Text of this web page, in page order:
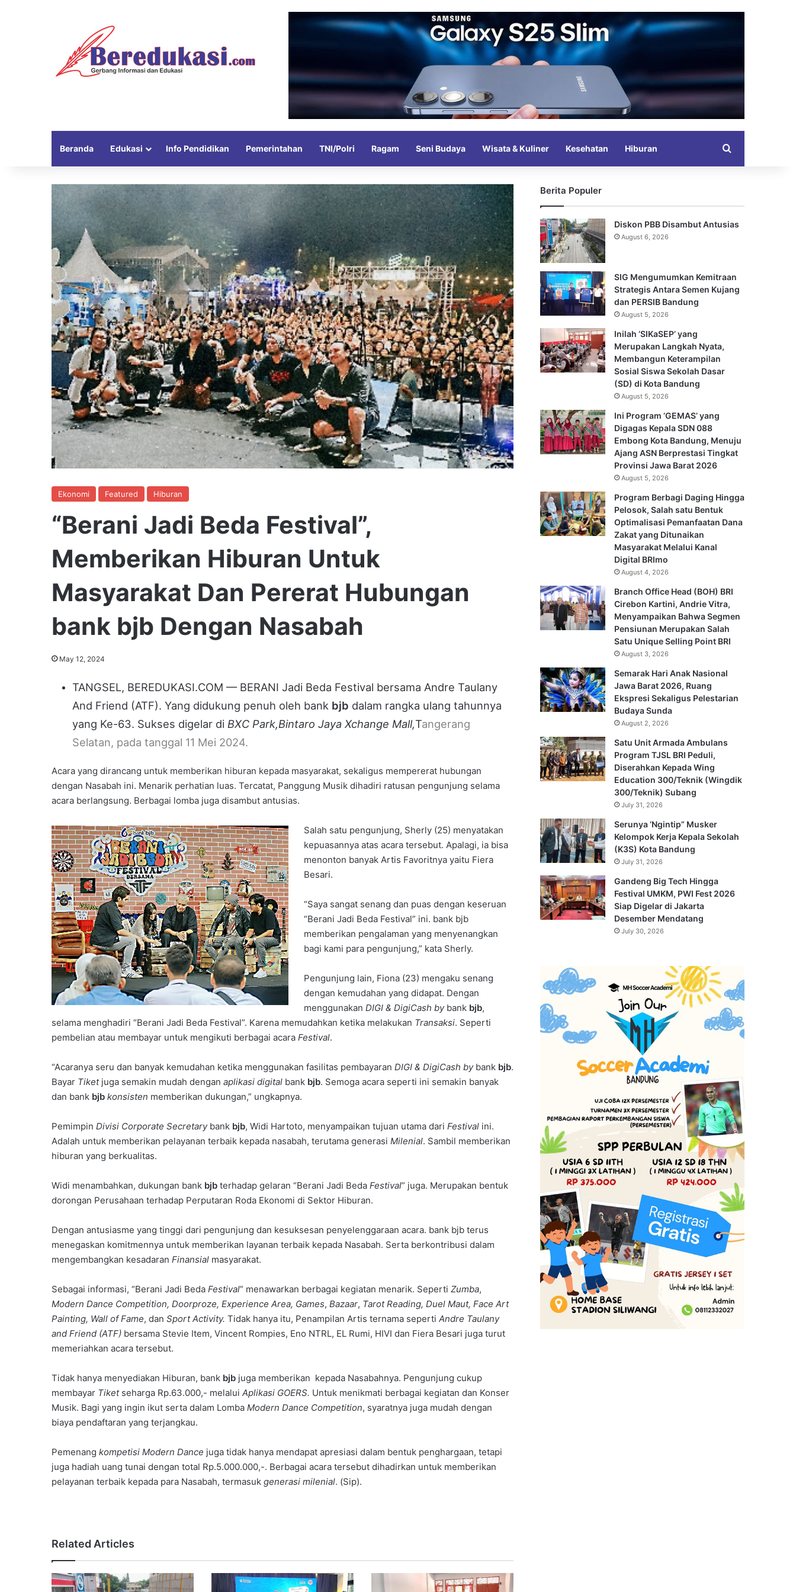
Beranda Edukasi Info Pendidikan Pemerintahan TNI/Polri Ragam Seni Budaya Wisata & Kuliner Kesehatan Hiburan
Ekonomi Featured Hiburan
“Berani Jadi Beda Festival”,
Memberikan Hiburan Untuk
Masyarakat Dan Pererat Hubungan
bank bjb Dengan Nasabah
May 12, 2024
TANGSEL, BEREDUKASI.COM — BERANI Jadi Beda Festival bersama Andre Taulany
And Friend (ATF). Yang didukung penuh oleh bank bjb dalam rangka ulang tahunnya
yang Ke-63. Sukses digelar di BXC Park,Bintaro Jaya Xchange Mall,Tangerang
Selatan, pada tanggal 11 Mei 2024.
Acara yang dirancang untuk memberikan hiburan kepada masyarakat, sekaligus mempererat hubungan
dengan Nasabah ini. Menarik perhatian luas. Tercatat, Panggung Musik dihadiri ratusan pengunjung selama
acara berlangsung. Berbagai lomba juga disambut antusias.
Salah satu pengunjung, Sherly (25) menyatakan
kepuasannya atas acara tersebut. Apalagi, ia bisa
menonton banyak Artis Favoritnya yaitu Fiera
Besari.
“Saya sangat senang dan puas dengan keseruan
“Berani Jadi Beda Festival” ini. bank bjb
memberikan pengalaman yang menyenangkan
bagi kami para pengunjung,” kata Sherly.
Pengunjung lain, Fiona (23) mengaku senang
dengan kemudahan yang didapat. Dengan
menggunakanDIGI & DigiCash bybank bjb,
selama menghadiri “Berani Jadi Beda Festival”. Karena memudahkan ketika melakukan Transaksi. Seperti
pembelian atau membayar untuk mengikuti berbagai acara Festival.
“Acaranya seru dan banyak kemudahan ketika menggunakan fasilitas pembayaran DIGI & DigiCash bybank bjb.
Bayar Tiketjuga semakin mudah dengan aplikasi digital bank bjb. Semoga acara seperti ini semakin banyak
dan bank bjb konsisten memberikan dukungan,” ungkapnya.
Pemimpin Divisi Corporate Secretarybank bjb, Widi Hartoto, menyampaikan tujuan utama dari Festival ini.
Adalah untuk memberikan pelayanan terbaik kepada nasabah, terutama generasi Milenial. Sambil memberikan
hiburan yang berkualitas.
Widi menambahkan, dukungan bank bjb terhadap gelaran “Berani Jadi Beda Festival” juga. Merupakan bentuk
dorongan Perusahaan terhadap Perputaran Roda Ekonomi di Sektor Hiburan.
Dengan antusiasme yang tinggi dari pengunjung dan kesuksesan penyelenggaraan acara. bank bjb terus
menegaskan komitmennya untuk memberikan layanan terbaik kepada Nasabah. Serta berkontribusi dalam
mengembangkan kesadaran Finansial masyarakat.
Sebagai informasi, “Berani Jadi Beda Festival” menawarkan berbagai kegiatan menarik. Seperti Zumba,
Modern Dance Competition, Doorproze, Experience Area, Games, Bazaar, Tarot Reading, Duel Maut, Face Art
Painting, Wall of Fame, dan Sport Activity. Tidak hanya itu, Penampilan Artis ternama seperti Andre Taulany
and Friend (ATF) bersama Stevie Item, Vincent Rompies, Eno NTRL, EL Rumi, HIVI dan Fiera Besari juga turut
memeriahkan acara tersebut.
Tidak hanya menyediakan Hiburan, bank bjb juga memberikan kepada Nasabahnya. Pengunjung cukup
membayar Tiketseharga Rp.63.000,- melalui Aplikasi GOERS. Untuk menikmati berbagai kegiatan dan Konser
Musik. Bagi yang ingin ikut serta dalam Lomba Modern Dance Competition, syaratnya juga mudah dengan
biaya pendaftaran yang terjangkau.
Pemenang kompetisi Modern Dance juga tidak hanya mendapat apresiasi dalam bentuk penghargaan, tetapi
juga hadiah uang tunai dengan total Rp.5.000.000,-. Berbagai acara tersebut dihadirkan untuk memberikan
pelayanan terbaik kepada para Nasabah, termasuk generasi milenial. (Sip).
Related Articles
Berita Populer
Diskon PBB Disambut Antusias
August 6, 2026
SIG Mengumumkan Kemitraan
Strategis Antara Semen Kujang
dan PERSIB Bandung
August 5, 2026
Inilah ‘SIKaSEP’ yang
Merupakan Langkah Nyata,
Membangun Keterampilan
Sosial Siswa Sekolah Dasar
(SD) di Kota Bandung
August 5, 2026
Ini Program ‘GEMAS’ yang
Digagas Kepala SDN 088
Embong Kota Bandung, Menuju
Ajang ASN Berprestasi Tingkat
Provinsi Jawa Barat 2026
August 5, 2026
Program Berbagi Daging Hingga
Pelosok, Salah satu Bentuk
Optimalisasi Pemanfaatan Dana
Zakat yang Ditunaikan
Masyarakat Melalui Kanal
Digital BRImo
August 4, 2026
Branch Office Head (BOH) BRI
Cirebon Kartini, Andrie Vitra,
Menyampaikan Bahwa Segmen
Pensiunan Merupakan Salah
Satu Unique Selling Point BRI
August 3, 2026
Semarak Hari Anak Nasional
Jawa Barat 2026, Ruang
Ekspresi Sekaligus Pelestarian
Budaya Sunda
August 2, 2026
Satu Unit Armada Ambulans
Program TJSL BRI Peduli,
Diserahkan Kepada Wing
Education 300/Teknik (Wingdik
300/Teknik) Subang
July 31, 2026
Serunya ‘Ngintip” Musker
Kelompok Kerja Kepala Sekolah
(K3S) Kota Bandung
July 31, 2026
Gandeng Big Tech Hingga
Festival UMKM, PWI Fest 2026
Siap Digelar di Jakarta
Desember Mendatang
July 30, 2026